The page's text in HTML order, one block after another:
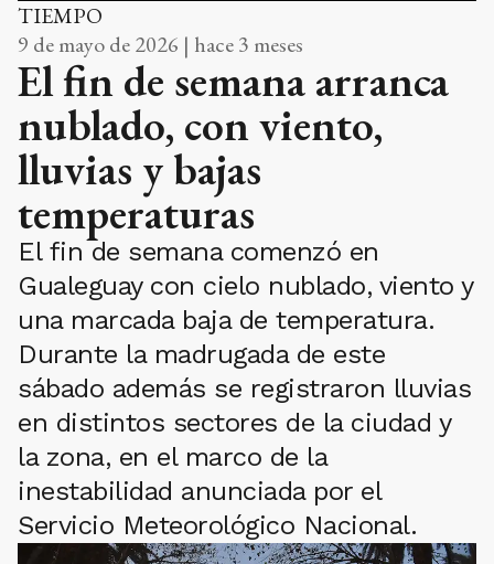
TIEMPO
9 de mayo de 2026 | hace 3 meses
El fin de semana arranca
nublado, con viento,
lluvias y bajas
temperaturas
El fin de semana comenzó en
Gualeguay con cielo nublado, viento y
una marcada baja de temperatura.
Durante la madrugada de este
sábado además se registraron lluvias
en distintos sectores de la ciudad y
la zona, en el marco de la
inestabilidad anunciada por el
Servicio Meteorológico Nacional.